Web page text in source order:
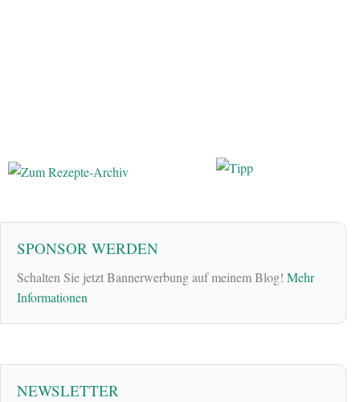
SPONSOR WERDEN
Schalten Sie jetzt Bannerwerbung auf meinem Blog! Mehr
Informationen
NEWSLETTER